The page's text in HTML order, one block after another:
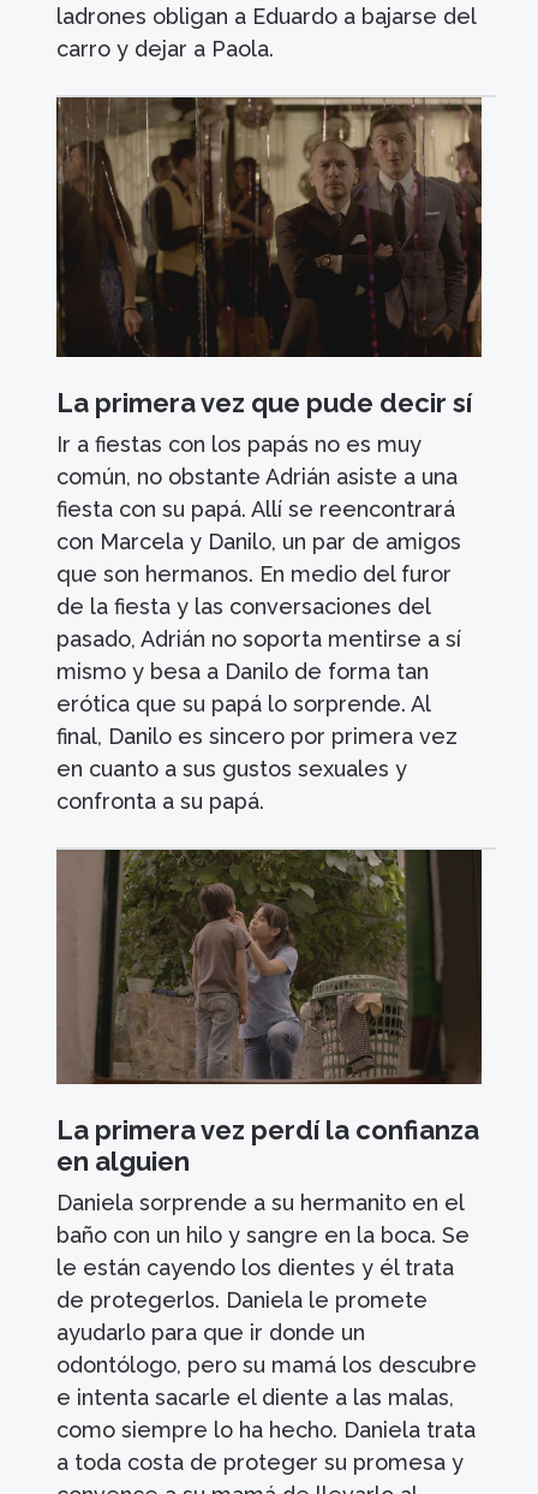
ladrones obligan a Eduardo a bajarse del
carro y dejar a Paola.
La primera vez que pude decir sí
Ir a fiestas con los papás no es muy
común, no obstante Adrián asiste a una
fiesta con su papá. Allí se reencontrará
con Marcela y Danilo, un par de amigos
que son hermanos. En medio del furor
de la fiesta y las conversaciones del
pasado, Adrián no soporta mentirse a sí
mismo y besa a Danilo de forma tan
erótica que su papá lo sorprende. Al
final, Danilo es sincero por primera vez
en cuanto a sus gustos sexuales y
confronta a su papá.
La primera vez perdí la confianza
en alguien
Daniela sorprende a su hermanito en el
baño con un hilo y sangre en la boca. Se
le están cayendo los dientes y él trata
de protegerlos. Daniela le promete
ayudarlo para que ir donde un
odontólogo, pero su mamá los descubre
e intenta sacarle el diente a las malas,
como siempre lo ha hecho. Daniela trata
a toda costa de proteger su promesa y